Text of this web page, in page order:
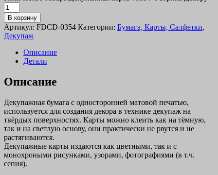
В корзину
Артикул: FDCD-0354 Категории: Бумага, Карты, Салфетки,
Декупаж
Описание
Детали
Описание
Декупажная бумага с односторонней матовой печатью,
используется для создания декора в технике декупаж на
твёрдых поверхностях. Карты можно клеить как на тёмную,
так и на светлую основу, они практически не рвутся и не
растягиваются.
Декупажные карты издаются как цветными, так и с
монохроными рисунками, узорами, фотографиями (в т.ч.
сепия).